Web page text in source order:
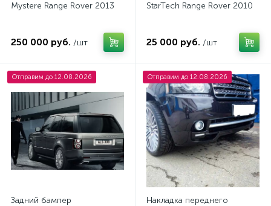
Mystere Range Rover 2013
250 000 руб. /шт
StarTech Range Rover 2010
25 000 руб. /шт
Отправим до 12.08.2026
Задний бампер
Отправим до 12.08.2026
Накладка переднего